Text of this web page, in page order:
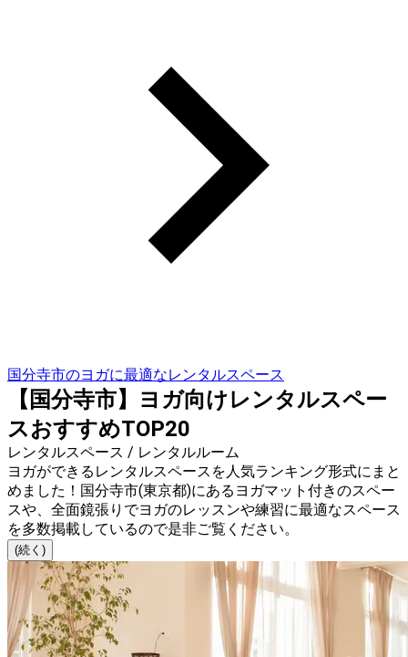
国分寺市のヨガに最適なレンタルスペース
【国分寺市】ヨガ向けレンタルスペー
スおすすめTOP20
レンタルスペース / レンタルルーム
ヨガができるレンタルスペースを人気ランキング形式にまと
めました！国分寺市(東京都)にあるヨガマット付きのスペー
スや、全面鏡張りでヨガのレッスンや練習に最適なスペース
を多数掲載しているので是非ご覧ください。
(続く)